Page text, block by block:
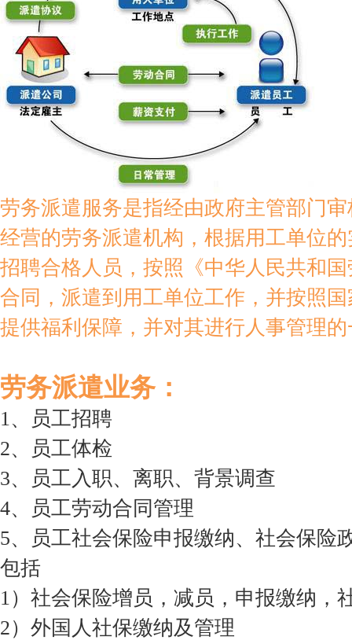
劳务派遣服务是指经由政府主管部门
经营的劳务派遣机构，根据用工单位
招聘合格人员，按照《中华人民共和
合同，派遣到用工单位工作，并按照
提供福利保障，并对其进行人事管理
劳务派遣业务：
1、员工招聘
2、员工体检
3、员工入职、离职、背景调查
4、员工劳动合同管理
5、员工社会保险申报缴纳、社会保险
包括
1）社会保险增员，减员，申报缴纳，
2）外国人社保缴纳及管理